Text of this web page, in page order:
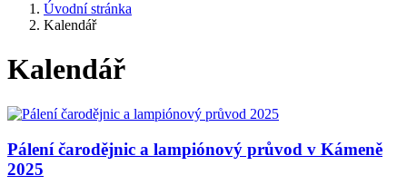
Úvodní stránka
Kalendář
Kalendář
Pálení čarodějnic a lampiónový průvod v Kámeně
2025